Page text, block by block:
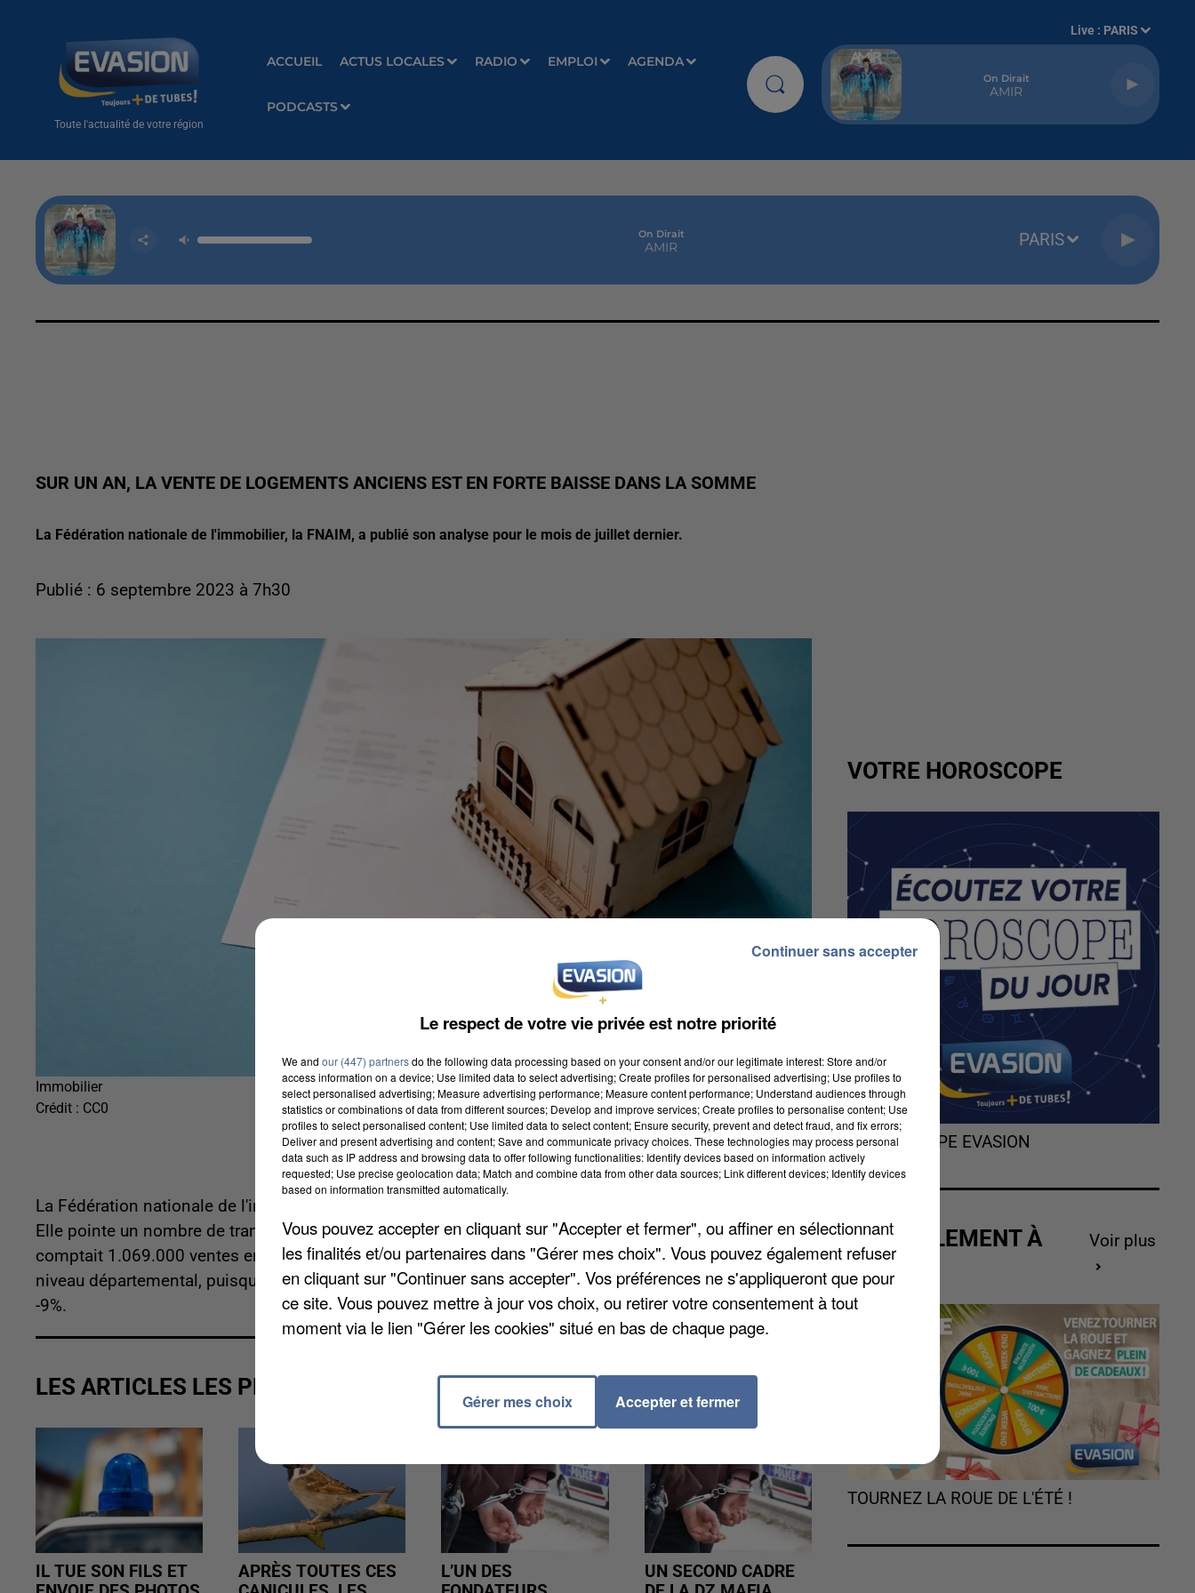
Toute l'actualité de votre région
ACCUEIL ACTUS LOCALES RADIO EMPLOI AGENDA
PODCASTS
Live : PARIS
On Dirait
AMIR
On Dirait
AMIR PARIS
SUR UN AN, LA VENTE DE LOGEMENTS ANCIENS EST EN FORTE BAISSE DANS LA SOMME
La Fédération nationale de l'immobilier, la FNAIM, a publié son analyse pour le mois de juillet dernier.
Publié : 6 septembre 2023 à 7h30
Immobilier
Crédit : CC0
La Fédération nationale de l'immobilier, la FNAIM, a publié son analyse pour le mois de juillet dernier.
Elle pointe un nombre de transactions qui « s'érode » depuis la rentrée de 2021. En juillet donc, on
comptait 1.069.000 ventes en France, contre 1.115.000 en 2022. Une tendance qui se traduit au
niveau départemental, puisque dans la Somme, l'évolution annuelle des ventes se situait entre -25% et
-9%.
LES ARTICLES LES PLUS VUS
IL TUE SON FILS ET
APRÈS TOUTES CES
L’UN DES
UN SECOND CADRE
VOTRE HOROSCOPE
L'HOROSCOPE EVASION
ACTUELLEMENT À
GAGNER
Voir plus
TOURNEZ LA ROUE DE L'ÉTÉ !
Le respect de votre vie privée est notre priorité
We and our (447) partnersdo the following data processing based on your consent and/or our legitimate interest: Store and/or
access information on a device; Use limited data to select advertising; Create profiles for personalised advertising; Use profiles to
select personalised advertising; Measure advertising performance; Measure content performance; Understand audiences through
statistics or combinations of data from different sources; Develop and improve services; Create profiles to personalise content; Use
profiles to select personalised content; Use limited data to select content; Ensure security, prevent and detect fraud, and fix errors;
Deliver and present advertising and content; Save and communicate privacy choices. These technologies may process personal
data such as IP address and browsing data to offer following functionalities: Identify devices based on information actively
requested; Use precise geolocation data; Match and combine data from other data sources; Link different devices; Identify devices
based on information transmitted automatically.
Vous pouvez accepter en cliquant sur "Accepter et fermer", ou affiner en sélectionnant
les finalités et/ou partenaires dans "Gérer mes choix". Vous pouvez également refuser
en cliquant sur "Continuer sans accepter". Vos préférences ne s'appliqueront que pour
ce site. Vous pouvez mettre à jour vos choix, ou retirer votre consentement à tout
moment via le lien "Gérer les cookies" situé en bas de chaque page.
Gérer mes choix Accepter et fermer
Continuer sans accepter